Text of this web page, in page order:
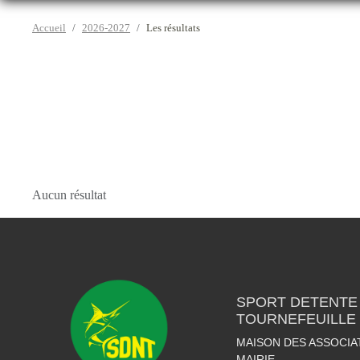
Accueil 2026-2027 Les résultats
Aucun résultat
SPORT
TOURNEFEUILLE
MAISON DES